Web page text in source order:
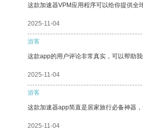
这款加速器VPM应用程序可以给你提供全
2025-11-04
游客
这款app的用户评论非常真实，可以帮助我
2025-11-04
游客
这款加速器app简直是居家旅行必备神器
2025-11-04